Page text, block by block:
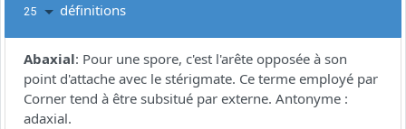
25 définitions
Abaxial: Pour une spore, c'est l'arête opposée à son
point d'attache avec le stérigmate. Ce terme employé par
Corner tend à être subsitué par externe. Antonyme :
adaxial.